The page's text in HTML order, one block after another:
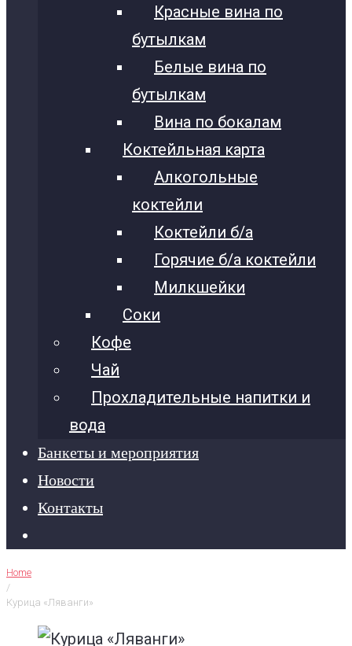
Красные вина по
бутылкам
Белые вина по
бутылкам
Вина по бокалам
Коктейльная карта
Алкогольные
коктейли
Коктейли б/а
Горячие б/а коктейли
Милкшейки
Соки
Кофе
Чай
Прохладительные напитки и
вода
Банкеты и мероприятия
Новости
Контакты
Home
/
Курица «Ляванги»